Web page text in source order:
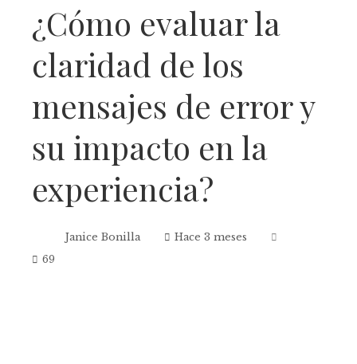
¿Cómo evaluar la
claridad de los
mensajes de error y
su impacto en la
experiencia?
Janice Bonilla
Hace 3 meses
69